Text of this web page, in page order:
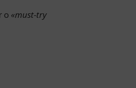
o «must-try